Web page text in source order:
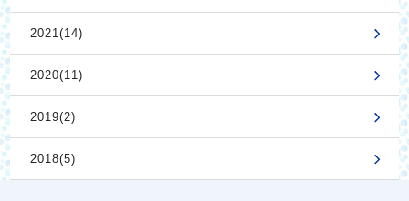
2021(14)
2020(11)
2019(2)
2018(5)